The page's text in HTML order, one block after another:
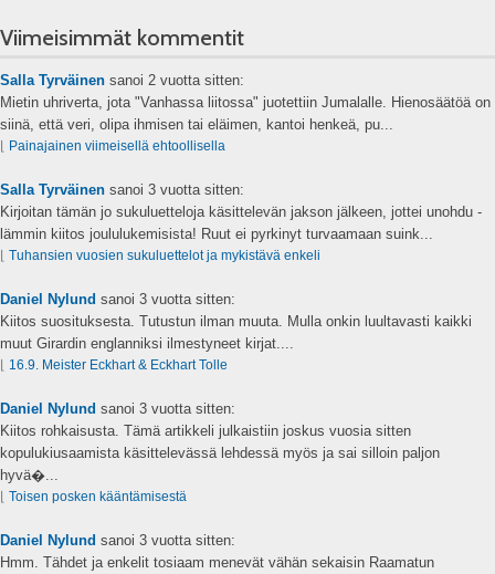
Viimeisimmät kommentit
Salla Tyrväinen sanoi 2 vuotta sitten:
Mietin uhriverta, jota "Vanhassa liitossa" juotettiin Jumalalle. Hienosäätöä on
siinä, että veri, olipa ihmisen tai eläimen, kantoi henkeä, pu...
⌊ Painajainen viimeisellä ehtoollisella
Salla Tyrväinen sanoi 3 vuotta sitten:
Kirjoitan tämän jo sukuluetteloja käsittelevän jakson jälkeen, jottei unohdu -
lämmin kiitos joululukemisista! Ruut ei pyrkinyt turvaamaan suink...
⌊ Tuhansien vuosien sukuluettelot ja mykistävä enkeli
Daniel Nylund sanoi 3 vuotta sitten:
Kiitos suosituksesta. Tutustun ilman muuta. Mulla onkin luultavasti kaikki
muut Girardin englanniksi ilmestyneet kirjat....
⌊ 16.9. Meister Eckhart & Eckhart Tolle
Daniel Nylund sanoi 3 vuotta sitten:
Kiitos rohkaisusta. Tämä artikkeli julkaistiin joskus vuosia sitten
kopulukiusaamista käsittelevässä lehdessä myös ja sai silloin paljon
hyvä�...
⌊ Toisen posken kääntämisestä
Daniel Nylund sanoi 3 vuotta sitten:
Hmm. Tähdet ja enkelit tosiaam menevät vähän sekaisin Raamatun